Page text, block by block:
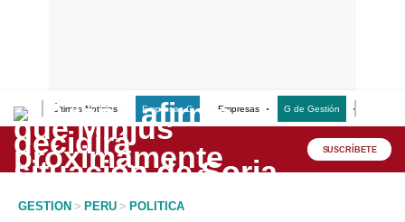
Últimas Noticias Empresas G Empresas G de Gestión
Lo último
Peru Quiosco SUSCRÍBETE
GESTION > PERU > POLITICA